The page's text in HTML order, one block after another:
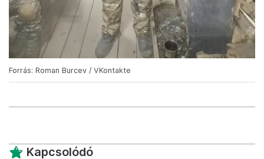
Forrás: Roman Burcev / VKontakte
Kapcsolódó